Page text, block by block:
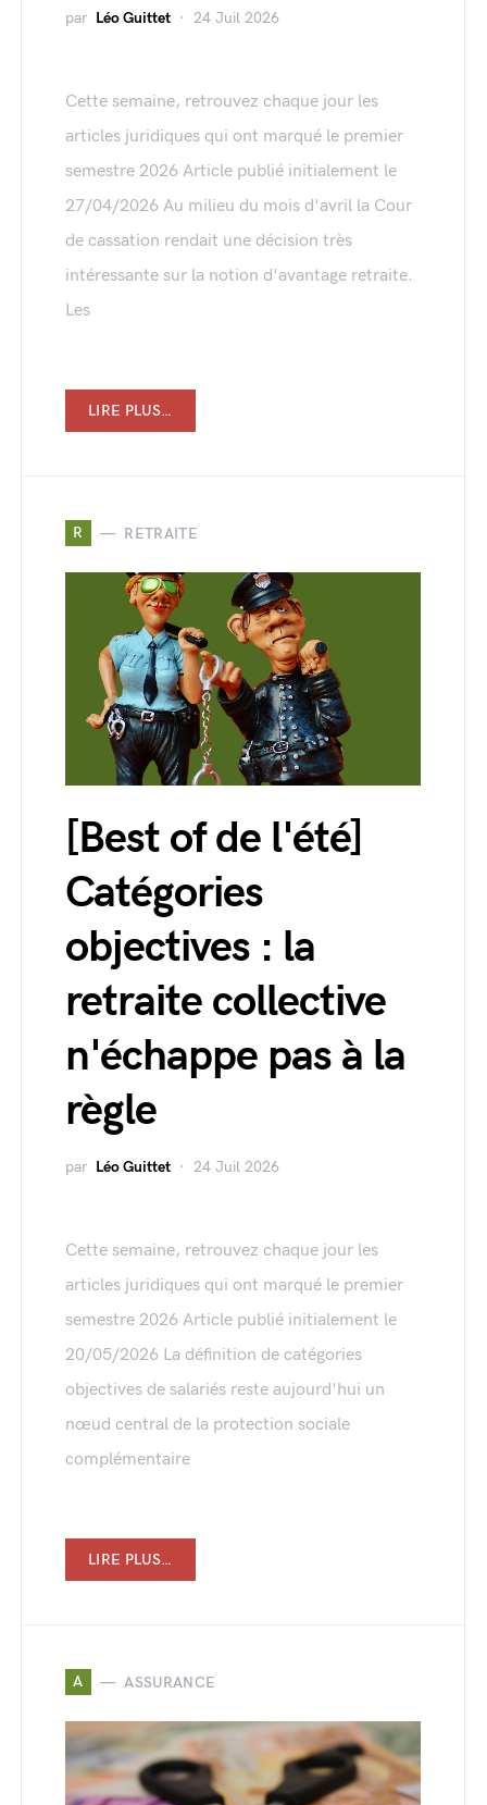
par Léo Guittet 24 Juil 2026
Cette semaine, retrouvez chaque jour les
articles juridiques qui ont marqué le premier
semestre 2026 Article publié initialement le
27/04/2026 Au milieu du mois d'avril la Cour
de cassation rendait une décision très
intéressante sur la notion d'avantage retraite.
Les
LIRE PLUS…
R RETRAITE
[Best of de l'été]
Catégories
objectives : la
retraite collective
n'échappe pas à la
règle
par Léo Guittet 24 Juil 2026
Cette semaine, retrouvez chaque jour les
articles juridiques qui ont marqué le premier
semestre 2026 Article publié initialement le
20/05/2026 La définition de catégories
objectives de salariés reste aujourd'hui un
nœud central de la protection sociale
complémentaire
LIRE PLUS…
A ASSURANCE